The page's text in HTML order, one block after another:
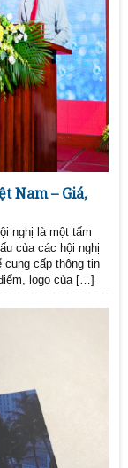
Nam – Giá,
nghị là một tấm
của các hội nghị
cấp thông tin
logo của […]